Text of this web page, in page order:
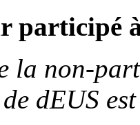
participé
la non-
dEUS